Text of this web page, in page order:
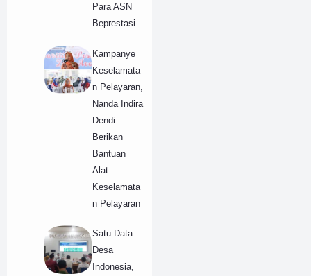
Para ASN
Beprestasi
Kampanye
Keselamata
n Pelayaran,
Nanda Indira
Dendi
Berikan
Bantuan
Alat
Keselamata
n Pelayaran
Satu Data
Desa
Indonesia,